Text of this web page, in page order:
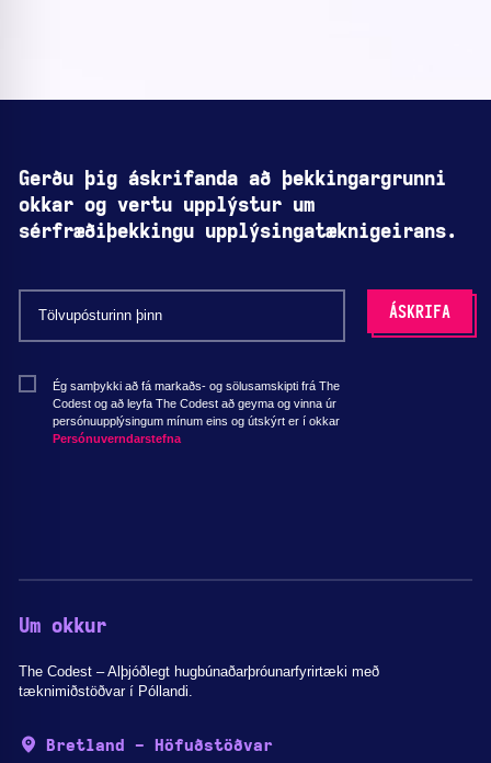
Gerðu þig áskrifanda að þekkingargrunni
okkar og vertu upplýstur um
sérfræðiþekkingu upplýsingatæknigeirans.
Ég samþykki að fá markaðs- og sölusamskipti frá The
Codest og að leyfa The Codest að geyma og vinna úr
persónuupplýsingum mínum eins og útskýrt er í okkar
Persónuverndarstefna
Um okkur
The Codest – Alþjóðlegt hugbúnaðarþróunarfyrirtæki með
tæknimiðstöðvar í Póllandi.
Bretland - Höfuðstöðvar